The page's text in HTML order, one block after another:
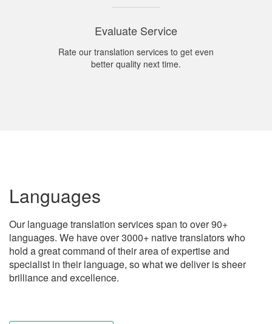
Evaluate Service
Rate our translation services to get even
better quality next time.
Languages
Our language translation services span to over 90+
languages. We have over 3000+ native translators who
hold a great command of their area of expertise and
specialist in their language, so what we deliver is sheer
brilliance and excellence.